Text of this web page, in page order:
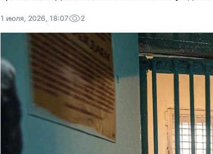
1 июля, 2026, 18:07 2